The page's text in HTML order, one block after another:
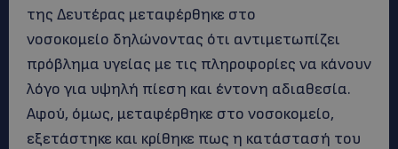
της Δευτέρας μεταφέρθηκε στο
νοσοκομείο δηλώνοντας ότι αντιμετωπίζει
πρόβλημα υγείας με τις πληροφορίες να κάνουν
λόγο για υψηλή πίεση και έντονη αδιαθεσία.
Αφού, όμως, μεταφέρθηκε στο νοσοκομείο,
εξετάστηκε και κρίθηκε πως η κατάστασή του